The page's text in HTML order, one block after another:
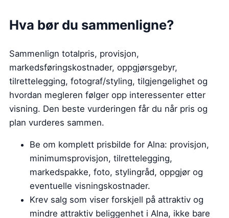
Hva bør du sammenligne?
Sammenlign totalpris, provisjon,
markedsføringskostnader, oppgjørsgebyr,
tilrettelegging, fotograf/styling, tilgjengelighet og
hvordan megleren følger opp interessenter etter
visning. Den beste vurderingen får du når pris og
plan vurderes sammen.
Be om komplett prisbilde for Alna: provisjon,
minimumsprovisjon, tilrettelegging,
markedspakke, foto, stylingråd, oppgjør og
eventuelle visningskostnader.
Krev salg som viser forskjell på attraktiv og
mindre attraktiv beliggenhet i Alna, ikke bare